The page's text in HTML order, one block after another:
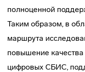
полноценной
Таким образом, в
маршрута
повышение качества
цифровых СБИС,